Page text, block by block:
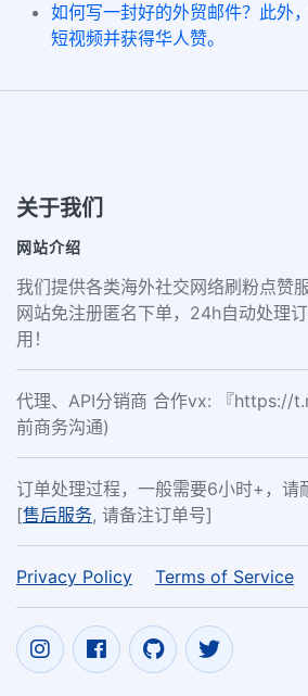
如何写一封好的外贸邮件？此外
短视频并获得华人赞。
关于我们
网站介绍
我们提供各类海外社交网络刷粉点赞
网站免注册匿名下单，24h自动处理
用！
代理、API分销商 合作vx: 『https://
前商务沟通)
订单处理过程，一般需要6小时+，请
[售后服务, 请备注订单号]
Privacy Policy Terms of Service